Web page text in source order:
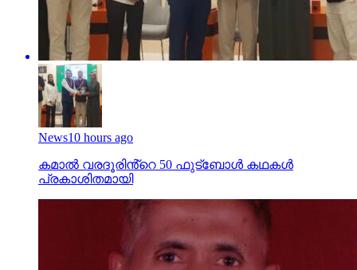
News
10 hours ago
കമാൽ വരദൂരിൻ്റെ 50 ഫുട്ബോൾ കഥകൾ
പ്രകാശിതമായി